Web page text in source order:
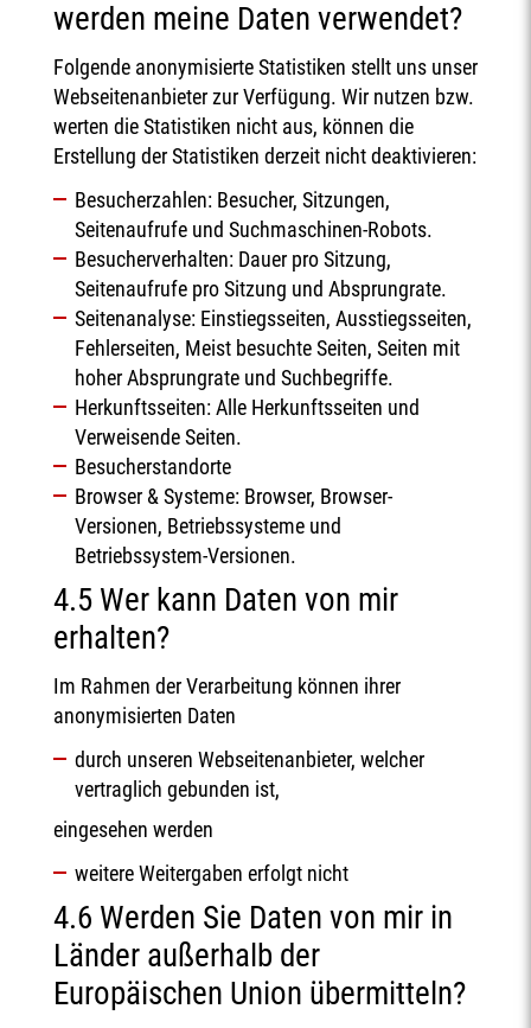
werden meine Daten verwendet?
Folgende anonymisierte Statistiken stellt uns unser
Webseitenanbieter zur Verfügung. Wir nutzen bzw.
werten die Statistiken nicht aus, können die
Erstellung der Statistiken derzeit nicht deaktivieren:
Besucherzahlen: Besucher, Sitzungen,
Seitenaufrufe und Suchmaschinen-Robots.
Besucherverhalten: Dauer pro Sitzung,
Seitenaufrufe pro Sitzung und Absprungrate.
Seitenanalyse: Einstiegsseiten, Ausstiegsseiten,
Fehlerseiten, Meist besuchte Seiten, Seiten mit
hoher Absprungrate und Suchbegriffe.
Herkunftsseiten: Alle Herkunftsseiten und
Verweisende Seiten.
Besucherstandorte
Browser & Systeme: Browser, Browser-
Versionen, Betriebssysteme und
Betriebssystem-Versionen.
4.5 Wer kann Daten von mir
erhalten?
Im Rahmen der Verarbeitung können ihrer
anonymisierten Daten
durch unseren Webseitenanbieter, welcher
vertraglich gebunden ist,
eingesehen werden
weitere Weitergaben erfolgt nicht
4.6 Werden Sie Daten von mir in
Länder außerhalb der
Europäischen Union übermitteln?